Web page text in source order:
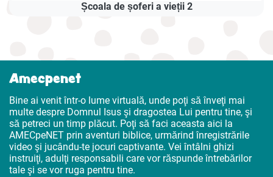
Școala de șoferi a vieții 2
Amecpenet
Bine ai venit într-o lume virtuală, unde poţi să înveţi mai
multe despre Domnul Isus şi dragostea Lui pentru tine, şi
să petreci un timp plăcut. Poţi să faci aceasta aici la
AMECpeNET prin aventuri biblice, urmărind înregistrările
video şi jucându-te jocuri captivante. Vei întâlni ghizi
instruiţi, adulţi responsabili care vor răspunde întrebărilor
tale şi se vor ruga pentru tine.